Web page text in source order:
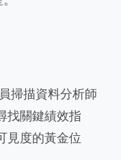
掃描資料分析師
找關鍵績效指
見度的黃金位